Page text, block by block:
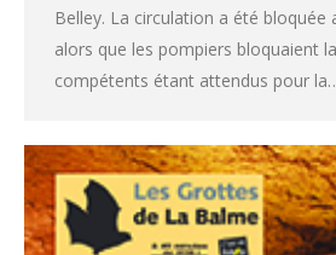
Belley. La circulation a été bloquée
alors que les pompiers bloquaient
compétents étant attendus pour